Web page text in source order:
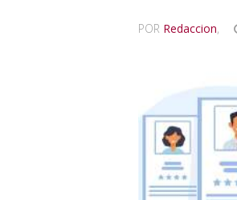
POR Redaccion,